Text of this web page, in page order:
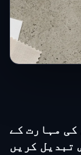
مہارت کے
تبدیل کریں